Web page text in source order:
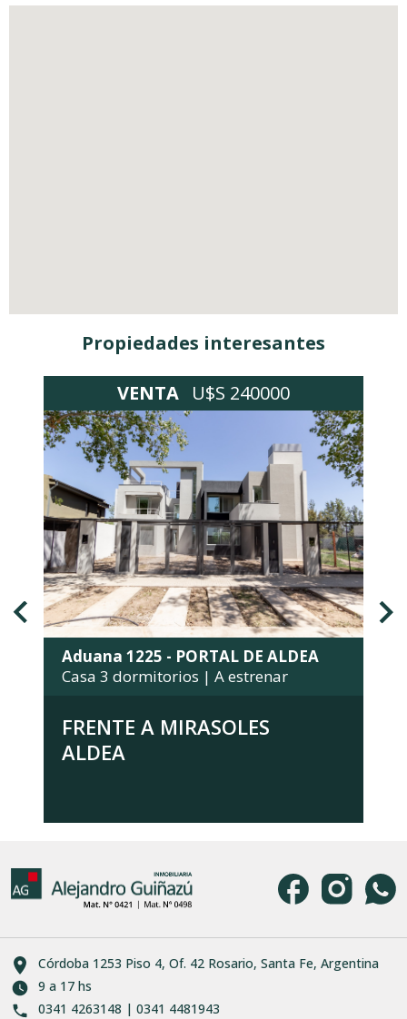
Propiedades interesantes
VENTA U$S 240000
Aduana 1225 - PORTAL DE ALDEA
Casa 3 dormitorios | A estrenar
FRENTE A MIRASOLES
ALDEA
Córdoba 1253 Piso 4, Of. 42 Rosario, Santa Fe, Argentina
9 a 17 hs
0341 4263148 | 0341 4481943